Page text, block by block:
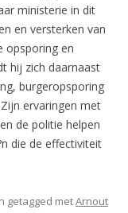
ministerie in dit
en versterken van
opsporing en
hij zich daarnaast
burgeropsporing
ervaringen met
de politie helpen
die de effectiviteit
getagged metArnout